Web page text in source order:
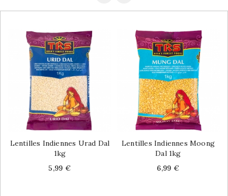
Lentilles Indiennes Urad Dal
1kg
Price
5,99 €
Lentilles Indiennes Moong
Dal 1kg
Price
6,99 €